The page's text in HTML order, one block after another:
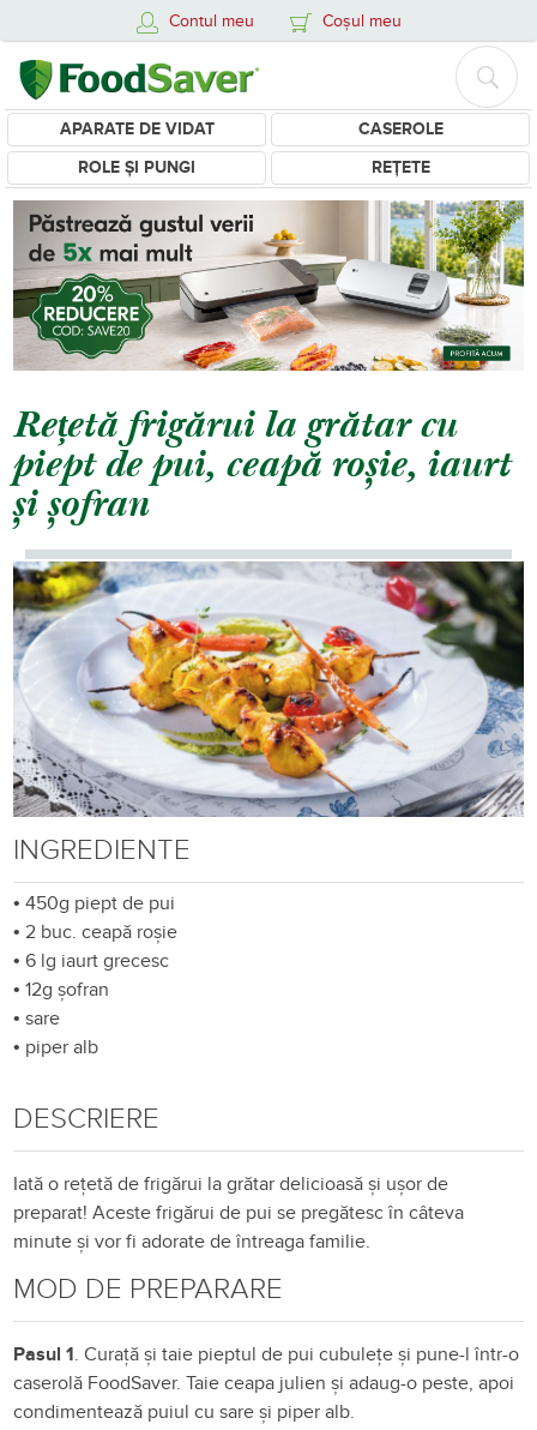
Contul meu Coșul meu
APARATE DE VIDAT
CASEROLE
ROLE ȘI PUNGI
REȚETE
Rețetă frigărui la grătar cu
piept de pui, ceapă roșie, iaurt
și șofran
INGREDIENTE
•450g piept de pui
• 2 buc. ceapă roșie
•6 lg iaurt grecesc
•12g șofran
•sare
• piper alb
DESCRIERE
Iată o rețetă de frigărui la grătar delicioasă și ușor de
preparat! Aceste frigărui de pui se pregătesc în câteva
minute și vor fi adorate de întreaga familie.
MOD DE PREPARARE
Pasul 1. Curață și taie pieptul de pui cubulețe și pune-l într-o
caserolă FoodSaver. Taie ceapa julien și adaug-o peste, apoi
condimentează puiul cu sare și piper alb.